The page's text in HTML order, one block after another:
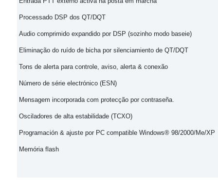
Processado DSP dos QT/DQT
Audio comprimido expandido por DSP (sozinho modo baseie)
Eliminação do ruído de bicha por silenciamiento de QT/DQT
Tons de alerta para controle, aviso, alerta & conexão
Número de série electrónico (ESN)
Mensagem incorporada com protecção por contraseña.
Osciladores de alta estabilidade (TCXO)
Programación & ajuste por PC compatible Windows® 98/2000/Me/XP
Memória flash